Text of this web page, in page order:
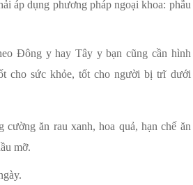
áp dụng phương pháp ngoại khoa: phẫu
Đông y hay Tây y bạn cũng cần hình
cho sức khỏe, tốt cho người bị trĩ dưới
cường ăn rau xanh, hoa quả, hạn chế ăn
mỡ.